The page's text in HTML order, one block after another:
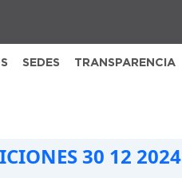
SEDES TRANSPARENCIA
30 12 2024